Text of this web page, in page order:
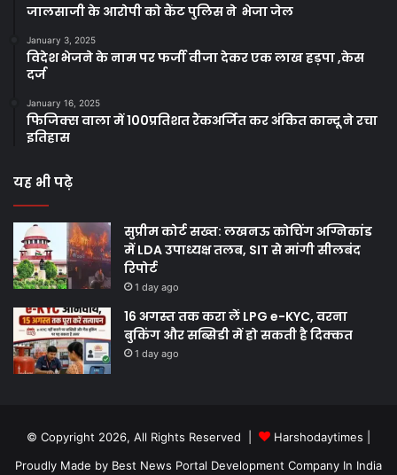
जालसाजी के आरोपी को कैंट पुलिस ने भेजा जेल
January 3, 2025
विदेश भेजने के नाम पर फर्जी वीजा देकर एक लाख हड़पा ,केस
दर्ज
January 16, 2025
फिजिक्स वाला में 100प्रतिशत रैंकअर्जित कर अंकित कान्दू ने रचा
इतिहास
यह भी पढ़े
सुप्रीम कोर्ट सख्त: लखनऊ कोचिंग अग्निकांड
में LDA उपाध्यक्ष तलब, SIT से मांगी सीलबंद
रिपोर्ट
1 day ago
16 अगस्त तक करा लें LPG e-KYC, वरना
बुकिंग और सब्सिडी में हो सकती है दिक्कत
1 day ago
© Copyright 2026, All Rights Reserved | Harshodaytimes
Proudly Made by Best News Portal Development Company In India